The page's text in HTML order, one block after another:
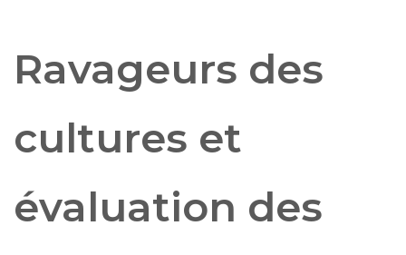
Ravageurs des
cultures et
évaluation des